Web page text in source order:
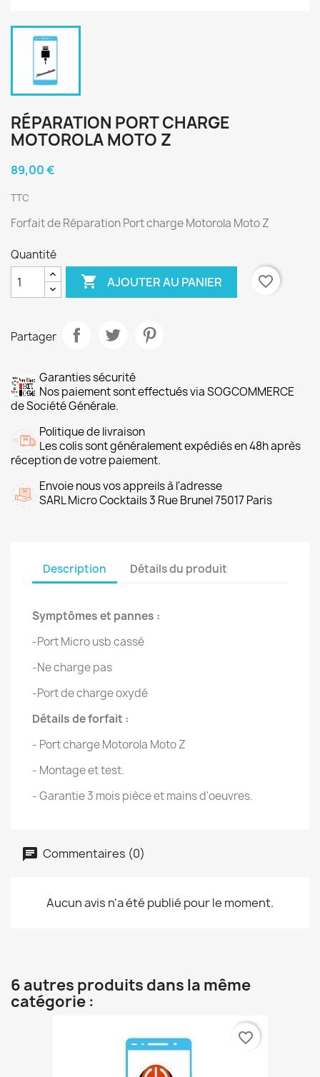
RÉPARATION PORT CHARGE
MOTOROLA MOTO Z
89,00 €
TTC
Forfait de Réparation Port charge Motorola Moto Z
Quantité
 AJOUTER AU PANIER favorite_border
Partager
Garanties sécurité
Nos paiement sont effectués via SOGCOMMERCE
de Société Générale.
Politique de livraison
Les colis sont généralement expédiés en 48h après
réception de votre paiement.
Envoie nous vos appreils à l'adresse
SARL Micro Cocktails 3 Rue Brunel 75017 Paris
Description Détails du produit
Symptômes et pannes :
-Port Micro usb cassé
-Ne charge pas
-Port de charge oxydé
Détails de forfait :
- Port charge Motorola Moto Z
- Montage et test.
- Garantie 3 mois pièce et mains d'oeuvres.
Commentaires (0)
Aucun avis n'a été publié pour le moment.
6 autres produits dans la même
catégorie :
favorite_border